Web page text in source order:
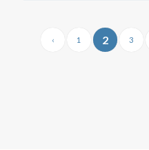
‹ 1 2 3